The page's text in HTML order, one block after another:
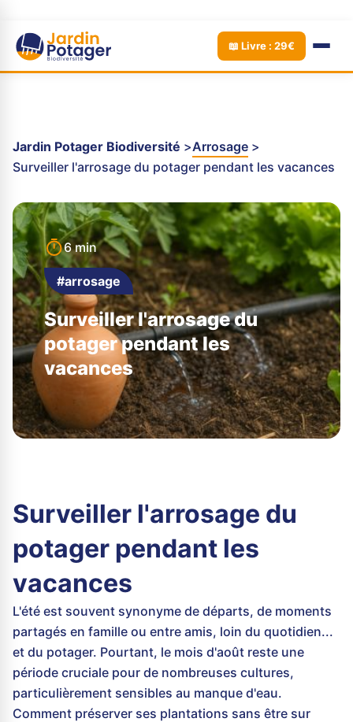
📖 Livre : 29€
Jardin Potager Biodiversité
Arrosage
Surveiller l'arrosage du potager pendant les vacances
6 min
#arrosage
Surveiller l'arrosage du
potager pendant les
vacances
Surveiller l'arrosage du
potager pendant les
vacances
L'été est souvent synonyme de départs, de moments
partagés en famille ou entre amis, loin du quotidien...
et du potager. Pourtant, le mois d'août reste une
période cruciale pour de nombreuses cultures,
particulièrement sensibles au manque d'eau.
Comment préserver ses plantations sans être sur